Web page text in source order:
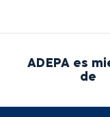
ADEPA es
de